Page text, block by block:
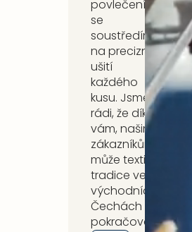
povlečení
se
soustředíme
na precizní
ušití
každého
kusu. Jsme
rádi, že díky
vám, našim
zákazníkům,
může textilní
tradice ve
východních
Čechách
pokračovat.